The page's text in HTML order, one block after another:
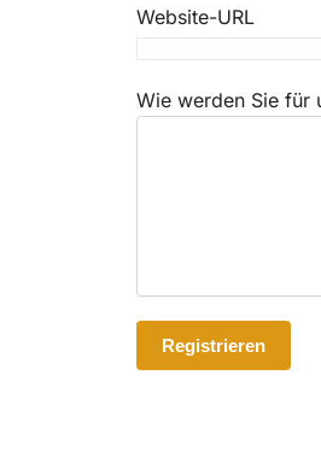
Website-URL
Wie werden Sie für